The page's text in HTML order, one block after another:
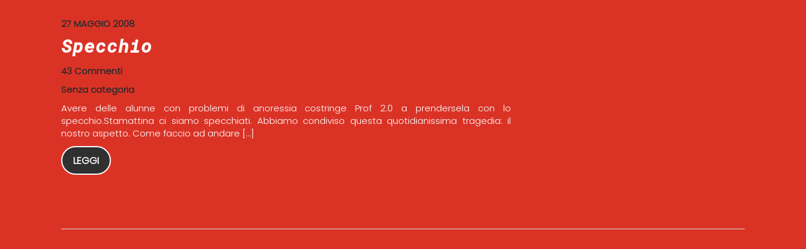
27 MAGGIO 2008
Specchio
43 Commenti
Senza categoria
Avere delle alunne con problemi di anoressia costringe Prof 2.0 a prendersela con lo
specchio.Stamattina ci siamo specchiati. Abbiamo condiviso questa quotidianissima tragedia: il
nostro aspetto. Come faccio ad andare […]
LEGGI